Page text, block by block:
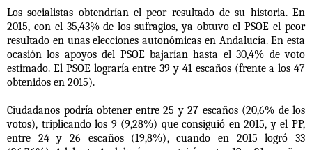
Los socialistas obtendrían el peor resultado de su historia. En
2015, con el 35,43% de los sufragios, ya obtuvo el PSOE el peor
resultado en unas elecciones autonómicas en Andalucía. En esta
ocasiónlos apoyos del PSOE bajarían hasta el 30,4% de voto
estimado. El PSOE lograríaentre 39 y 41 escaños (frente a los 47
obtenidos en 2015).
Ciudadanos podría obtener entre 25 y 27 escaños (20,6% de los
votos), triplicando los 9 (9,28%) que consiguió en 2015, yel PP,
entre 24 y 26 escaños (19,8%), cuando en 2015 logró 33